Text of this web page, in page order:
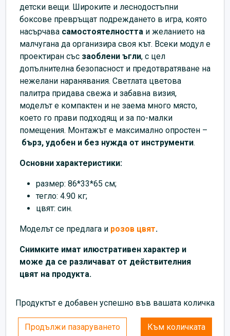
детски вещи. Широките и леснодостъпни
боксове превръщат подреждането в игра, която
насърчава самостоятелността и желанието на
малчугана да организира своя кът. Всеки модул е
проектиран със заоблени ъгли, с цел
допълнителна безопасност и предотвратяване на
нежелани наранявания. Светлата цветова
палитра придава свежа и забавна визия,
моделът е компактен и не заема много място,
което го прави подходящ и за по-малки
помещения. Монтажът е максимално опростен –
бърз, удобен и без нужда от инструменти.
Основни характеристики:
размер: 86*33*65 см;
тегло: 4.90 кг;
цвят: син.
Моделът се предлага и розов цвят.
Снимките имат илюстративен характер и
може да се различават от действителния
цвят на продукта.
Продуктът е добавен успешно във вашата количка
Продължи пазаруването Към количката